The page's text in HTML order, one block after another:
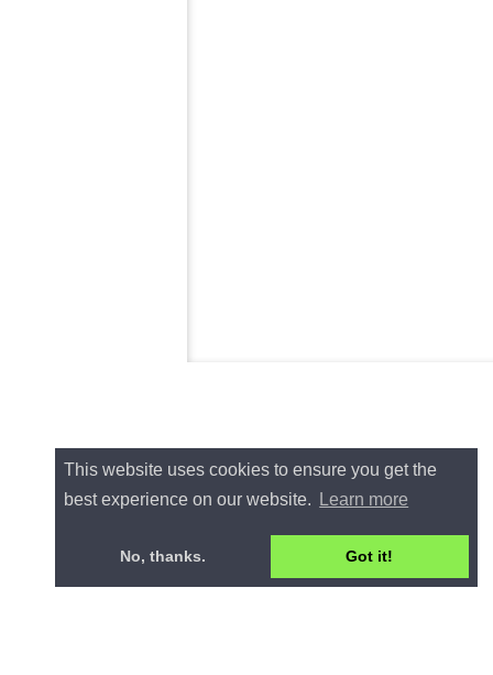
This website uses cookies to ensure you get the
best experience on our website.
Learn more
No, thanks. Got it!